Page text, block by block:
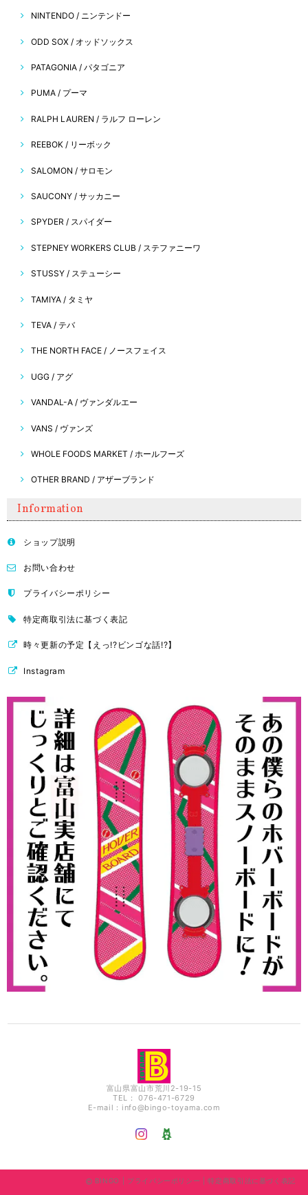
NINTENDO / ニンテンドー
ODD SOX / オッドソックス
PATAGONIA / パタゴニア
PUMA / プーマ
RALPH LAUREN / ラルフ ローレン
REEBOK / リーボック
SALOMON / サロモン
SAUCONY / サッカニー
SPYDER / スパイダー
STEPNEY WORKERS CLUB / ステファニーワ
STUSSY / ステューシー
TAMIYA / タミヤ
TEVA / テバ
THE NORTH FACE / ノースフェイス
UGG / アグ
VANDAL-A / ヴァンダルエー
VANS / ヴァンズ
WHOLE FOODS MARKET / ホールフーズ
OTHER BRAND / アザーブランド
Information
ショップ説明
お問い合わせ
プライバシーポリシー
特定商取引法に基づく表記
時々更新の予定【えっ!?ビンゴな話!?】
Instagram
富山県富山市荒川2-19-15
TEL： 076-471-6729
E-mail： info@bingo-toyama.com
BINGO | プライバシーポリシー |特定商取引法に基づく表記